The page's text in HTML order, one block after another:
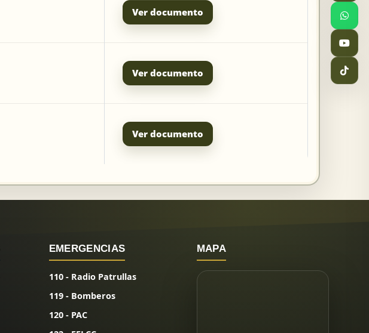
Ver documento
Ver documento
Ver documento
EMERGENCIAS
110 - Radio Patrullas
119 - Bomberos
120 - PAC
MAPA